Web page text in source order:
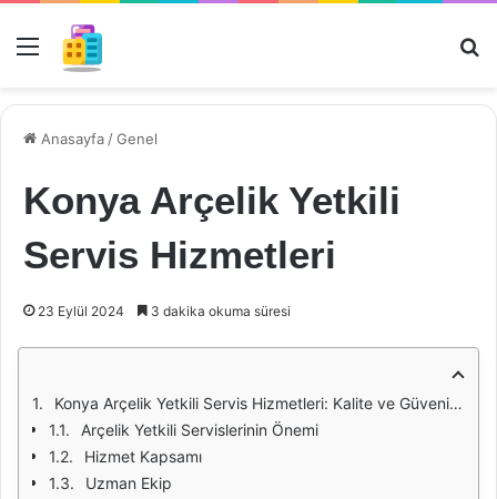
Menü
Anasayfa /Genel
Konya Arçelik Yetkili
Servis Hizmetleri
23 Eylül 2024 3 dakika okuma süresi
Konya Arçelik Yetkili Servis Hizmetleri: Kalite ve Güvenin Adresi
Arçelik Yetkili Servislerinin Önemi
Hizmet Kapsamı
Uzman Ekip